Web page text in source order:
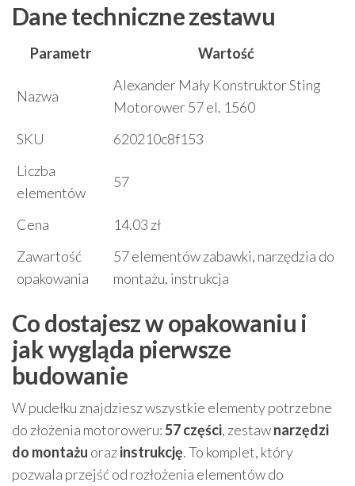
Dane techniczne zestawu
Parametr Wartość
Nazwa
Alexander Mały Konstruktor Sting
Motorower 57 el. 1560
SKU
620210c8f153
Liczba
elementów
57
Cena
14.03 zł
Zawartość
opakowania
57 elementów zabawki, narzędzia do
montażu, instrukcja
Co dostajesz w opakowaniu i
jak wygląda pierwsze
budowanie
W pudełku znajdziesz wszystkie elementy potrzebne
do złożenia motoroweru:57 części, zestawnarzędzi
do montażu orazinstrukcję. To komplet, który
pozwala przejść od rozłożenia elementów do